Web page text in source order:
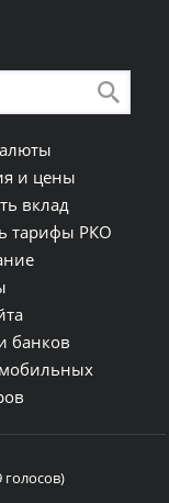
и цены
вклад
тарифы РКО
банков
голосов)